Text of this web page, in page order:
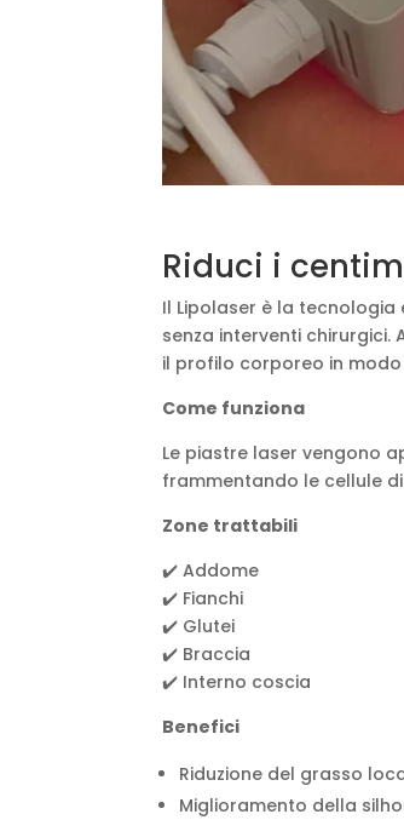
Riduci i
Il Lipolaser è la
senza interventi
il profilo corporeo in modo
Come funziona
Le piastre laser vengono
frammentando le cellule
Zone trattabili
✔️ Addome
✔️ Fianchi
✔️ Glutei
✔️ Braccia
✔️ Interno coscia
Benefici
Riduzione del grasso
Miglioramento della